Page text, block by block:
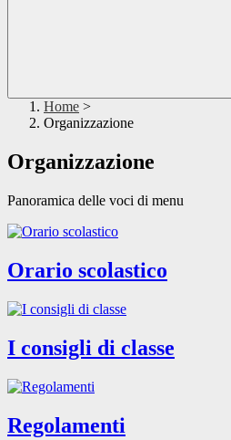
Home >
Organizzazione
Organizzazione
Panoramica delle voci di menu
Orario scolastico
I consigli di classe
Regolamenti